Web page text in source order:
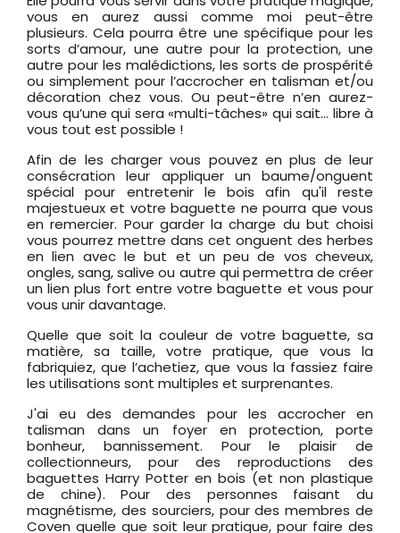
vous en aurez aussi comme moi peut-être
plusieurs. Cela pourra être une spécifique pour les
sorts d’amour, une autre pour la protection, une
autre pour les malédictions, les sorts de prospérité
ou simplement pour l’accrocher en talisman et/ou
décoration chez vous. Ou peut-être n’en aurez-
vous qu’une qui sera «multi-tâches» qui sait... libre à
vous tout est possible !
Afin de les charger vous pouvez en plus de leur
consécration leur appliquer un baume/onguent
spécial pour entretenir le bois afin qu'il reste
majestueux et votre baguette ne pourra que vous
en remercier. Pour garder la charge du but choisi
vous pourrez mettre dans cet onguent des herbes
en lien avec le but et un peu de vos cheveux,
ongles, sang, salive ou autre qui permettra de créer
un lien plus fort entre votre baguette et vous pour
vous unir davantage.
Quelle que soit la couleur de votre baguette, sa
matière, sa taille, votre pratique, que vous la
fabriquiez, que l’achetiez, que vous la fassiez faire
les utilisations sont multiples et surprenantes.
J'ai eu des demandes pour les accrocher en
talisman dans un foyer en protection, porte
bonheur, bannissement. Pour le plaisir de
collectionneurs, pour des reproductions des
baguettes Harry Potter en bois (et non plastique
de chine). Pour des personnes faisant du
magnétisme, des sourciers, pour des membres de
Coven quelle que soit leur pratique, pour faire des